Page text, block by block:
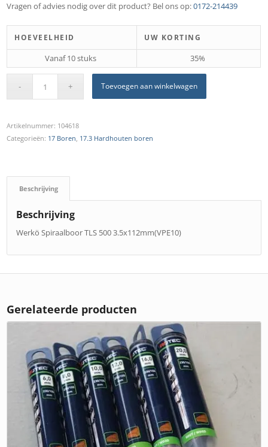
Vragen of advies nodig over dit product? Bel ons op:0172-214439
HOEVEELHEID UW KORTING
Vanaf 10 stuks 35%
Toevoegen aan winkelwagen
Artikelnummer: 104618
Categorieën: 17 Boren, 17.3 Hardhouten boren
Beschrijving
Beschrijving
Werkö Spiraalboor TLS 500 3.5x112mm(VPE10)
Gerelateerde producten